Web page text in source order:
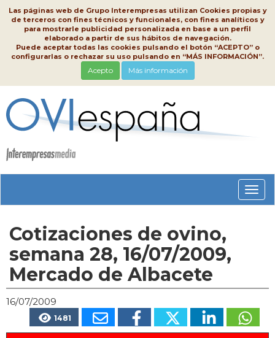
Las páginas web de Grupo Interempresas utilizan Cookies propias y
de terceros con fines técnicos y funcionales, con fines analíticos y
para mostrarle publicidad personalizada en base a un perfil
elaborado a partir de sus hábitos de navegación.
Puede aceptar todas las cookies pulsando el botón “ACEPTO” o
configurarlas o rechazar su uso pulsando en “MÁS INFORMACIÓN”.
Acepto Más información
Cotizaciones de ovino,
semana 28, 16/07/2009,
Mercado de Albacete
16/07/2009
1481